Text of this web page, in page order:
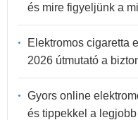
és mire figyeljünk a
Elektromos cigaretta
2026 útmutató a
Gyors online
és tippekkel a